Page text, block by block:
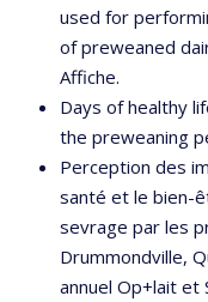
used for
of preweaned
Affiche.
Days of healthy
the preweaning
Perception des
santé et le bien-
sevrage par les
Drummondville,
annuel Op+lait et